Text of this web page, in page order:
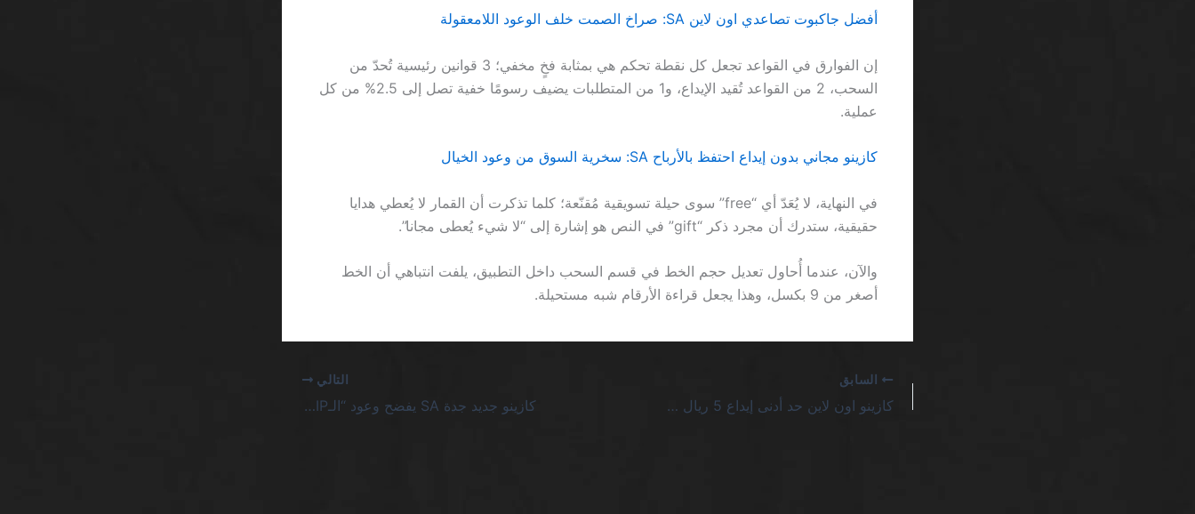
أفضل جاكبوت تصاعدي اون لاين SA: صراخ الصمت خلف الوعود اللامعقولة
إن الفوارق في القواعد تجعل كل نقطة تحكم هي بمثابة فخٍ مخفي؛ 3 قوانين رئيسية تُحدّ من
السحب، 2 من القواعد تُقيد الإيداع، و1 من المتطلبات يضيف رسومًا خفية تصل إلى 2.5% من كل
عملية.
كازينو مجاني بدون إيداع احتفظ بالأرباح SA: سخرية السوق من وعود الخيال
في النهاية، لا يُعَدّ أي “free” سوى حيلة تسويقية مُقنّعة؛ كلما تذكرت أن القمار لا يُعطي هدايا
حقيقية، ستدرك أن مجرد ذكر “gift” في النص هو إشارة إلى “لا شيء يُعطى مجانا”.
والآن، عندما أُحاول تعديل حجم الخط في قسم السحب داخل التطبيق، يلفت انتباهي أن الخط
أصغر من 9 بكسل، وهذا يجعل قراءة الأرقام شبه مستحيلة.
السابق
كازينو اون لاين حد أدنى إيداع 5 ريال SA: اللعبة السريعة لا تعني ربحًا سحريًا
التالي
كازينو جديد جدة SA يفضح وعود “الـVIP” الفارغة